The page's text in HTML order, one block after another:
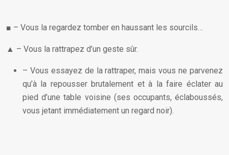
■ – Vous la regardez tomber en haussant les sourcils…
▲ – Vous la rattrapez d’un geste sûr.
– Vous essayez de la rattraper, mais vous ne parvenez
qu’à la repousser brutalement et à la faire éclater au
pied d’une table voisine (ses occupants, éclaboussés,
vous jetant immédiatement un regard noir).